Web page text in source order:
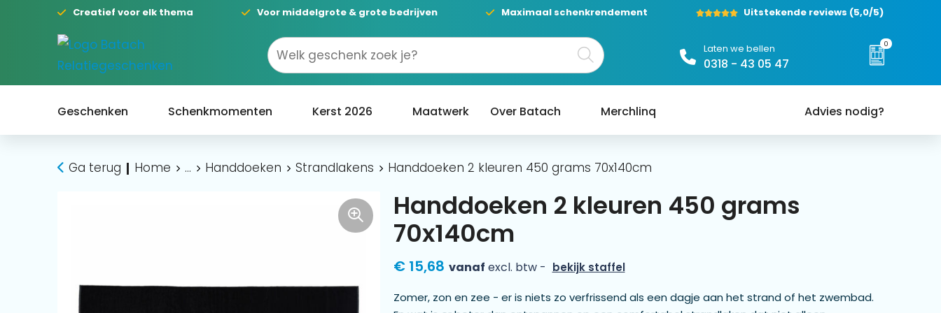
Creatief voor elk thema Voor middelgrote & grote bedrijven Maximaal schenkrendement Uitstekende reviews (5,0/5)
Laten we bellen
0318 - 43 05 47
0
Geschenken Schenkmomenten Kerst 2026 Maatwerk Over Batach Merchlinq Advies nodig?
Ga terug Home ... Handdoeken Strandlakens Handdoeken 2 kleuren 450 grams 70x140cm
Handdoeken 2 kleuren 450 grams
70x140cm
€ 15,68 vanaf excl. btw - bekijk staffel
Zomer, zon en zee - er is niets zo verfrissend als een dagje aan het strand of het zwembad.